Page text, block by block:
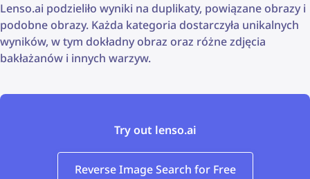
Lenso.ai podzieliło wyniki na duplikaty, powiązane obrazy i
podobne obrazy. Każda kategoria dostarczyła unikalnych
wyników, w tym dokładny obraz oraz różne zdjęcia
bakłażanów i innych warzyw.
Try out lenso.ai
Reverse Image Search for Free